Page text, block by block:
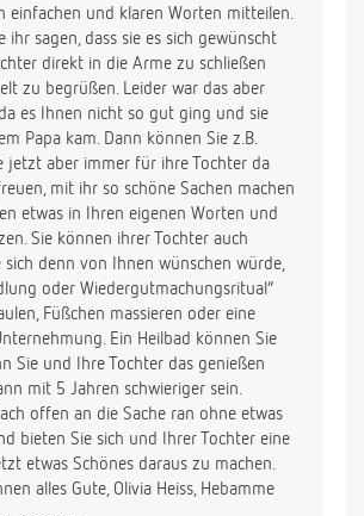
einfachen und klaren Worten mitteilen.
ihr sagen, dass sie es sich gewünscht
direkt in die Arme zu schließen
zu begrüßen. Leider war das aber
es Ihnen nicht so gut ging und sie
Papa kam. Dann können Sie z.B.
jetzt aber immer für ihre Tochter da
mit ihr so schöne Sachen machen
etwas in Ihren eigenen Worten und
Sie können ihrer Tochter auch
sich denn von Ihnen wünschen würde,
oder Wiedergutmachungsritual“
Füßchen massieren oder eine
Ein Heilbad können Sie
Sie und Ihre Tochter das genießen
mit 5 Jahren schwieriger sein.
offen an die Sache ran ohne etwas
bieten Sie sich und Ihrer Tochter eine
etwas Schönes daraus zu machen.
alles Gute, Olivia Heiss, Hebamme